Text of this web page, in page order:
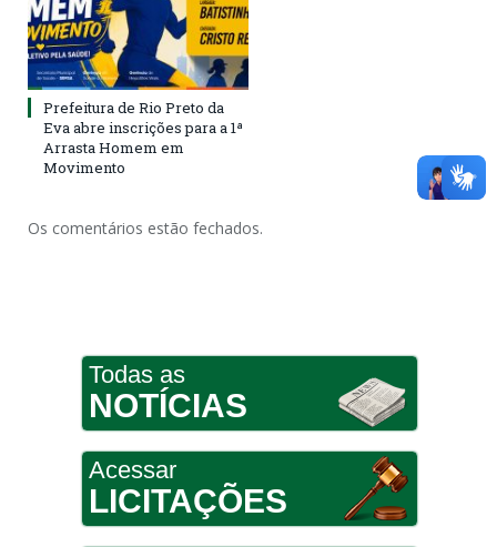
Prefeitura de Rio Preto da
Eva abre inscrições para a 1ª
Arrasta Homem em
Movimento
Os comentários estão fechados.
Todas as
NOTÍCIAS
Acessar
LICITAÇÕES